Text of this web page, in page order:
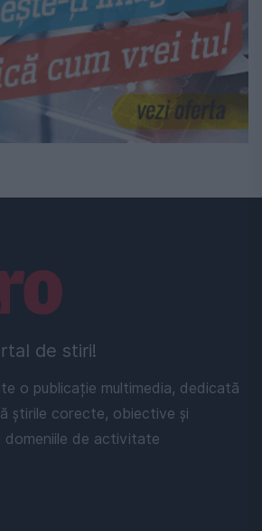
de stiri!
o publicație multimedia, dedicată
știrile corecte, obiective și
de activitate